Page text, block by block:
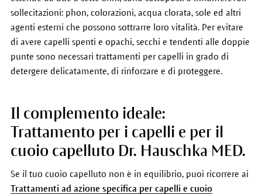
sollecitazioni: phon, colorazioni, acqua clorata, sole ed altri
agenti esterni che possono sottrarre loro vitalità. Per evitare
di avere capelli spenti e opachi, secchi e tendenti alle doppie
punte sono necessari trattamenti per capelli in grado di
detergere delicatamente, di rinforzare e di proteggere.
Il complemento ideale:
Trattamento per i capelli e per il
cuoio capelluto Dr. Hauschka MED.
Se il tuo cuoio capelluto non è in equilibrio, puoi ricorrere ai
Trattamenti ad azione specifica per capelli e cuoio